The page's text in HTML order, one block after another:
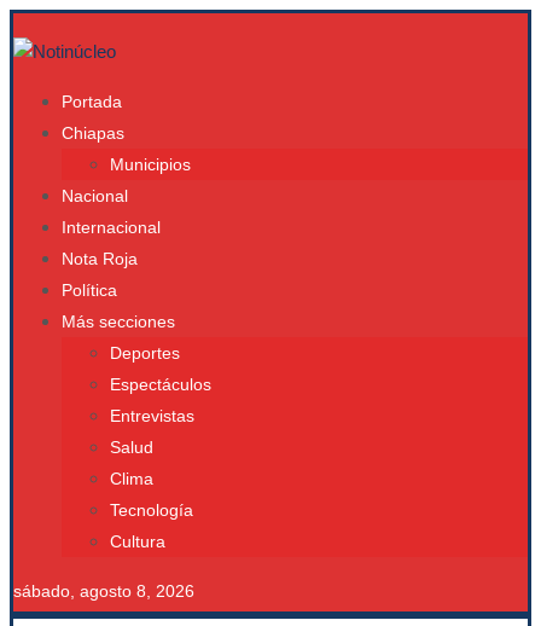
Portada
Chiapas
Municipios
Nacional
Internacional
Nota Roja
Política
Más secciones
Deportes
Espectáculos
Entrevistas
Salud
Clima
Tecnología
Cultura
sábado, agosto 8, 2026